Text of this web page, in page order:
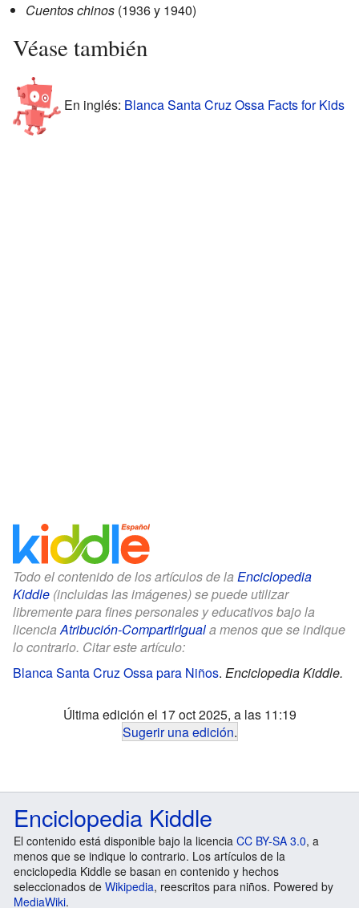
Cuentos chinos (1936 y 1940)
Véase también
En inglés: Blanca Santa Cruz Ossa Facts for Kids
Todo el contenido de los artículos de la Enciclopedia
Kiddle (incluidas las imágenes) se puede utilizar
libremente para fines personales y educativos bajo la
licenciaAtribución-CompartirIguala menos que se indique
lo contrario. Citar este artículo:
Blanca Santa Cruz Ossa para Niños. Enciclopedia Kiddle.
Última edición el 17 oct 2025, a las 11:19
Sugerir una edición.
Enciclopedia Kiddle
El contenido está disponible bajo la licencia CC BY-SA 3.0, a
menos que se indique lo contrario. Los artículos de la
enciclopedia Kiddle se basan en contenido y hechos
seleccionados de Wikipedia, reescritos para niños. Powered by
MediaWiki.